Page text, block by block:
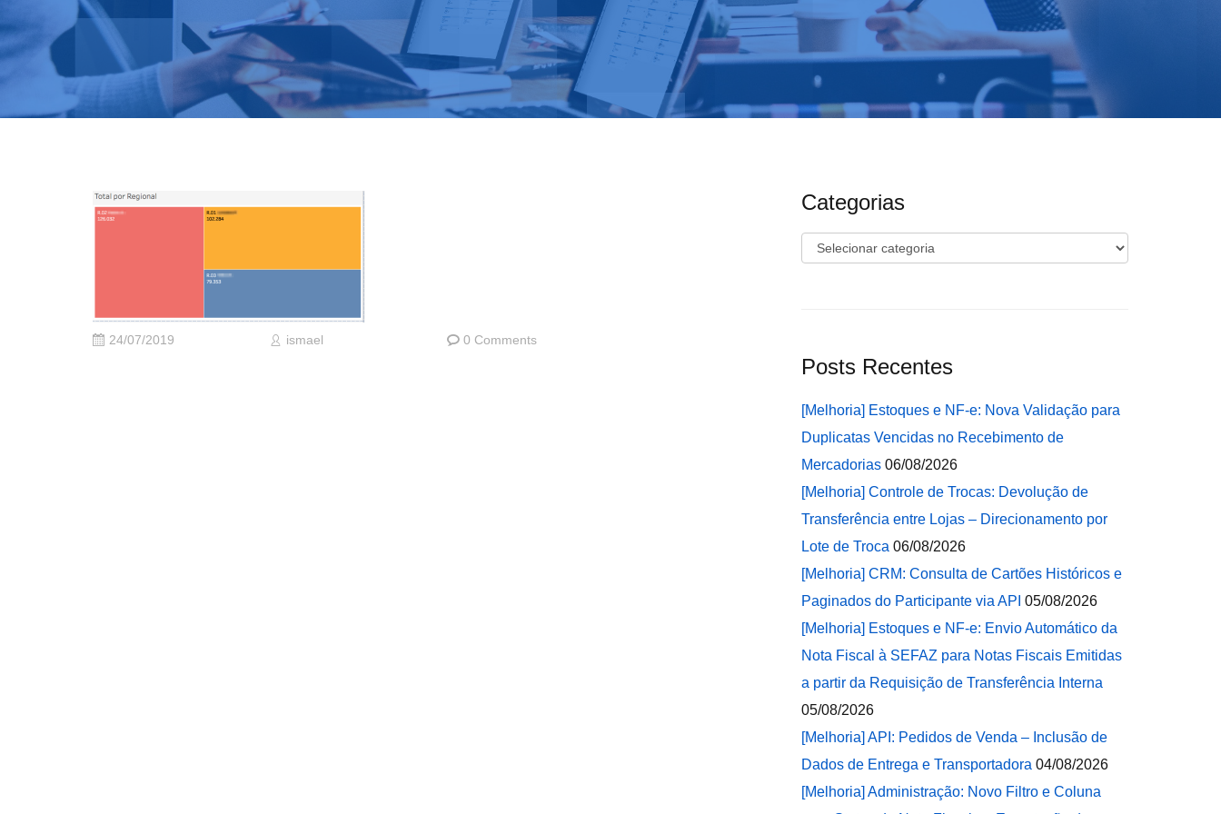
24/07/2019 ismael 0 Comments
Categorias
Categorias
Posts Recentes
[Melhoria] Estoques e NF-e: Nova Validação para
Duplicatas Vencidas no Recebimento de
Mercadorias 06/08/2026
[Melhoria] Controle de Trocas: Devolução de
Transferência entre Lojas – Direcionamento por
Lote de Troca 06/08/2026
[Melhoria] CRM: Consulta de Cartões Históricos e
Paginados do Participante via API 05/08/2026
[Melhoria] Estoques e NF-e: Envio Automático da
Nota Fiscal à SEFAZ para Notas Fiscais Emitidas
a partir da Requisição de Transferência Interna
05/08/2026
[Melhoria] API: Pedidos de Venda – Inclusão de
Dados de Entrega e Transportadora 04/08/2026
[Melhoria] Administração: Novo Filtro e Coluna